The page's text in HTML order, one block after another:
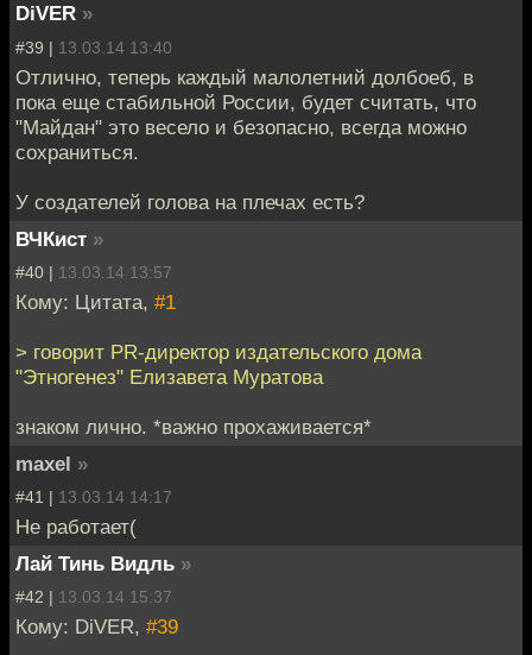
DiVER »
#39 | 13.03.14 13:40
Отлично, теперь каждый малолетний долбоеб, в
пока еще стабильной России, будет считать, что
"Майдан" это весело и безопасно, всегда можно
сохраниться.
У создателей голова на плечах есть?
ВЧКист »
#40 | 13.03.14 13:57
Кому: Цитата, #1
> говорит PR-директор издательского дома
"Этногенез" Елизавета Муратова
знаком лично. *важно прохаживается*
maxel »
#41 | 13.03.14 14:17
Не работает(
Лай Тинь Видль »
#42 | 13.03.14 15:37
Кому: DiVER, #39